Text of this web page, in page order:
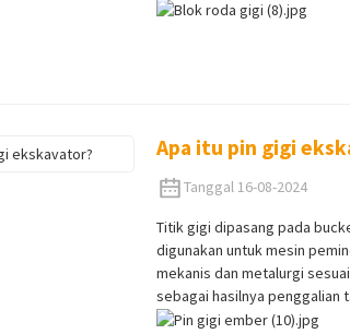
Apa itu pin gigi
Tanggal 16-08-2024
Titik gigi dipasang pada
digunakan untuk mesin
mekanis dan metalurgi
sebagai hasilnya penggalian